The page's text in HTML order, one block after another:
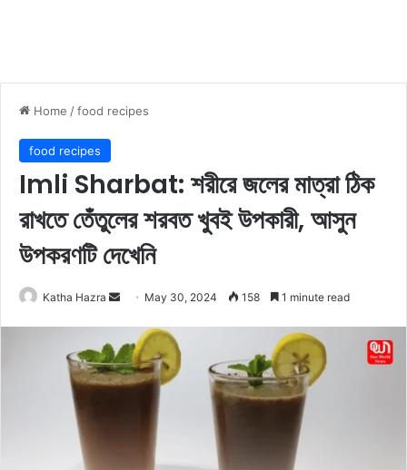
Home /food recipes
food recipes
Imli Sharbat: শরীরে জলের মাত্রা ঠিক
রাখতে তেঁতুলের শরবত খুবই উপকারী, আসুন
উপকরণটি দেখেনি
Katha Hazra
n
d
a
May 30, 2024 158 1 minute read